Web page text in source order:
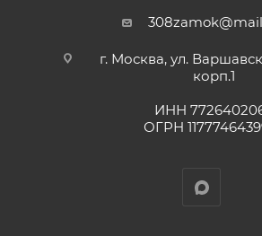
г. Москва, ул.
корп.1
ИНН
ОГРН